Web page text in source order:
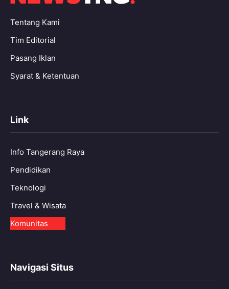
Tentang Kami
Tim Editorial
Pasang Iklan
Syarat & Ketentuan
Link
Info Tangerang Raya
Pendidikan
Teknologi
Travel & Wisata
Komunitas
Navigasi Situs